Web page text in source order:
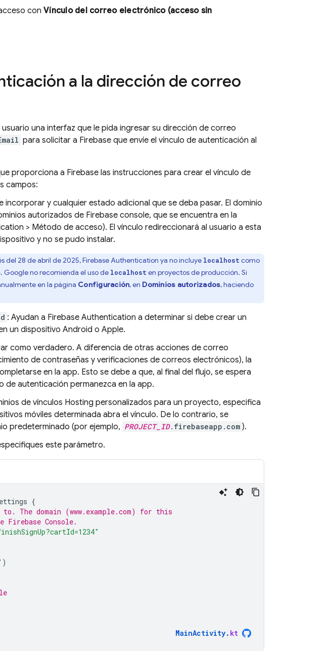
con Vínculo del correo electrónico (acceso sin
a la dirección de correo
usuario una interfaz que le pida ingresar su dirección de correo
para solicitar a Firebase que envíe el vínculo de autenticación al
proporciona a Firebase las instrucciones para crear el vínculo de
campos:
incorporar y cualquier estado adicional que se deba pasar. El dominio
autorizados de Firebase console, que se encuentra en la
> Método de acceso). El vínculo redireccionará al usuario a esta
y no se pudo instalar.
del 28 de abril de 2025,Firebase Authentication ya no incluye localhostcomo
Google no recomienda el uso de localhost en proyectos de producción. Si
en la página Configuración, en Dominios autorizados, haciendo
: Ayudan a Firebase Authentication a determinar si debe crear un
un dispositivo Android o Apple.
como verdadero. A diferencia de otras acciones de correo
de contraseñas y verificaciones de correos electrónicos), la
en la app. Esto se debe a que, al final del flujo, se espera
de autenticación permanezca en la app.
de vínculos Hosting personalizados para un proyecto, especifica
móviles determinada abra el vínculo. De lo contrario, se
predeterminado (por ejemplo, PROJECT_ID.firebaseapp.com ).
este parámetro.
{
The domain (www.example.com) for this
Console.
)
MainActivity. kt